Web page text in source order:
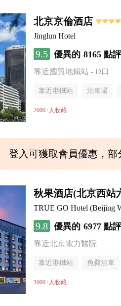
北京京倫酒店
Jinglun Hotel
9.5 優異的 8165 點評
靠近國貿地鐵站 - D口
靠近港鐵站 泊車場
無煙樓層
2000+人收藏
登入可獲取會員優惠，
秋果酒店(北京西站
TRUE GO Hotel (Beijing
9.8 優異的 6977 點評
靠近北京電力醫院
靠近港鐵站 免費泊車
行李寄存服務
1000+人收藏